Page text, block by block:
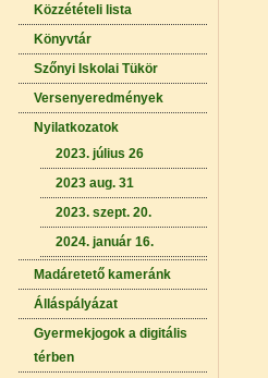
Közzétételi lista
Könyvtár
Szőnyi Iskolai Tükör
Versenyeredmények
Nyilatkozatok
2023. július 26
2023 aug. 31
2023. szept. 20.
2024. január 16.
Madáretető kameránk
Álláspályázat
Gyermekjogok a digitális
térben